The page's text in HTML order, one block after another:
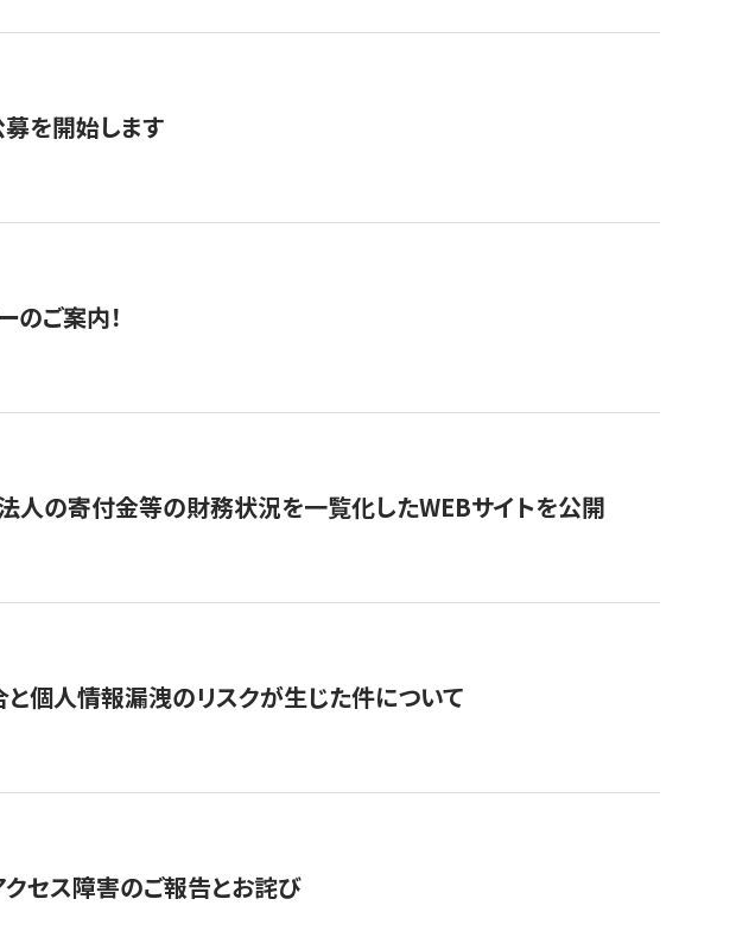
募を開始します
のご案内！
人の寄付金等の財務状況を一覧化したWEBサイトを公開
個人情報漏洩のリスクが生じた件について
セス障害のご報告とお詫び